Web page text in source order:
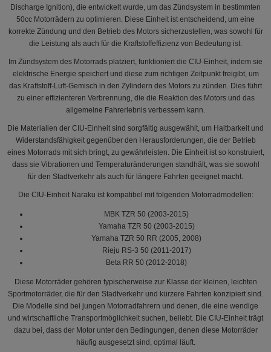
Discharge Ignition), die entwickelt wurde, um das Zündsystem in bestimmten
50cc Motorrädern zu optimieren. Diese Einheit ist entscheidend, um eine
korrekte Zündung und den Betrieb des Motors sicherzustellen, was sowohl für
die Leistung als auch für die Kraftstoffeffizienz von Bedeutung ist.
Im Zündsystem des Motorrads platziert, funktioniert die CIU-Einheit, indem sie
elektrische Energie speichert und diese zum richtigen Zeitpunkt freigibt, um
das Kraftstoff-Luft-Gemisch in den Zylindern des Motors zu zünden. Dies führt
zu einer effizienteren Verbrennung, die die Reaktion des Motors und das
allgemeine Fahrerlebnis verbessern kann.
Die Materialien der CIU-Einheit sind sorgfältig ausgewählt, um Haltbarkeit und
Widerstandsfähigkeit gegenüber den Herausforderungen, die der Betrieb
eines Motorrads mit sich bringt, zu gewährleisten. Die Einheit ist so konstruiert,
dass sie Vibrationen und Temperaturänderungen standhält, was sie sowohl
für den Stadtverkehr als auch für längere Fahrten geeignet macht.
Die CIU-Einheit Naraku ist kompatibel mit folgenden Motorradmodellen:
MBK TZR 50 (2003-2015)
Yamaha TZR 50 (2003-2015)
Yamaha TZR 50 RR (2005, 2008)
Rieju RS-3 50 (2011-2017)
Beta RR 50 (2012-2018)
Diese Motorräder gehören typischerweise zur Klasse der kleinen, leichten
Sportmotorräder, die für den Stadtverkehr und kürzere Fahrten konzipiert sind.
Die Modelle sind bei jungen Motorradfahrern und denen, die eine wendige
und wirtschaftliche Transportmöglichkeit suchen, beliebt. Die CIU-Einheit trägt
dazu bei, dass der Motor unter den Bedingungen, denen diese Motorräder
häufig ausgesetzt sind, optimal läuft.